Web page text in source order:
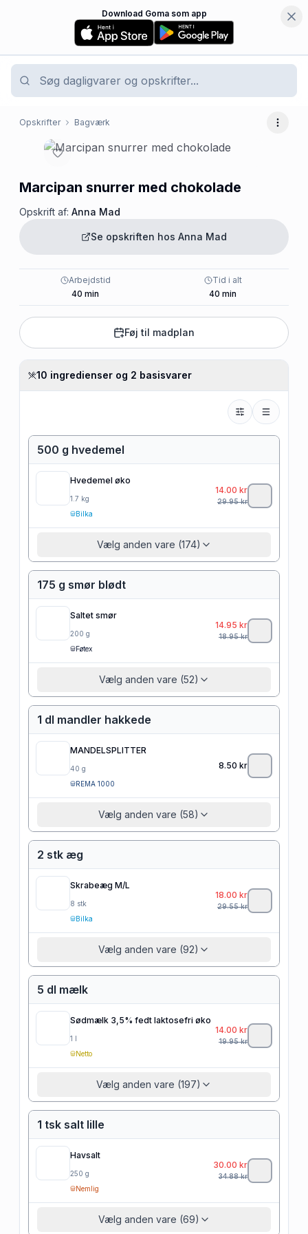
Download Goma som app
Opskrifter Bagværk Flere
Marcipan snurrer med chokolade
Opskrift af: Anna Mad
Se opskriften hos Anna Mad
Arbejdstid
40 min
Tid i alt
40 min
Føj til madplan
10 ingredienser og 2 basisvarer
500 g hvedemel
Hvedemel øko
1.7 kg
Bilka
14.00 kr
29.95kr
Vælg anden vare (174)
175 g smør blødt
Saltet smør
200 g
Føtex
14.95 kr
18.95kr
Vælg anden vare (52)
1 dl mandler hakkede
MANDELSPLITTER
40 g
REMA 1000
8.50 kr
Vælg anden vare (58)
2 stk æg
Skrabeæg M/L
8 stk
Bilka
18.00 kr
29.55kr
Vælg anden vare (92)
5 dl mælk
Sødmælk 3,5% fedt laktosefri øko
1 l
Netto
14.00 kr
19.95kr
Vælg anden vare (197)
1 tsk salt lille
Havsalt
250 g
Nemlig
30.00 kr
34.88kr
Vælg anden vare (69)